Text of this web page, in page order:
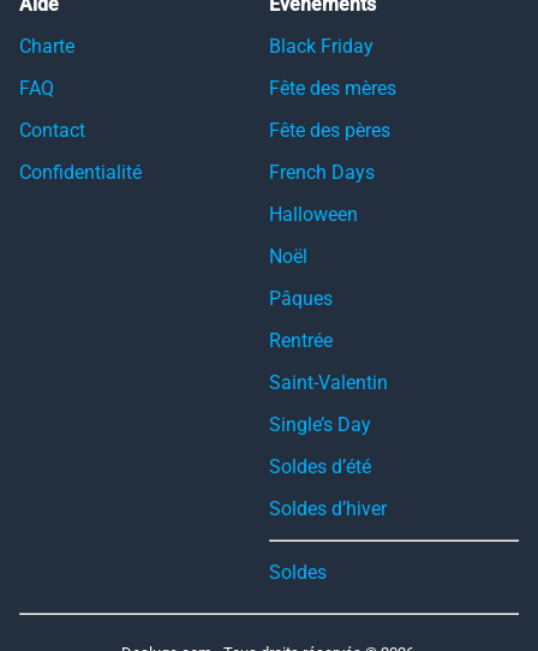
Charte
FAQ
Contact
Confidentialité
Black Friday
Fête des mères
Fête des pères
French Days
Halloween
Noël
Pâques
Rentrée
Saint-Valentin
Single’s Day
Soldes d’été
Soldes d’hiver
Soldes